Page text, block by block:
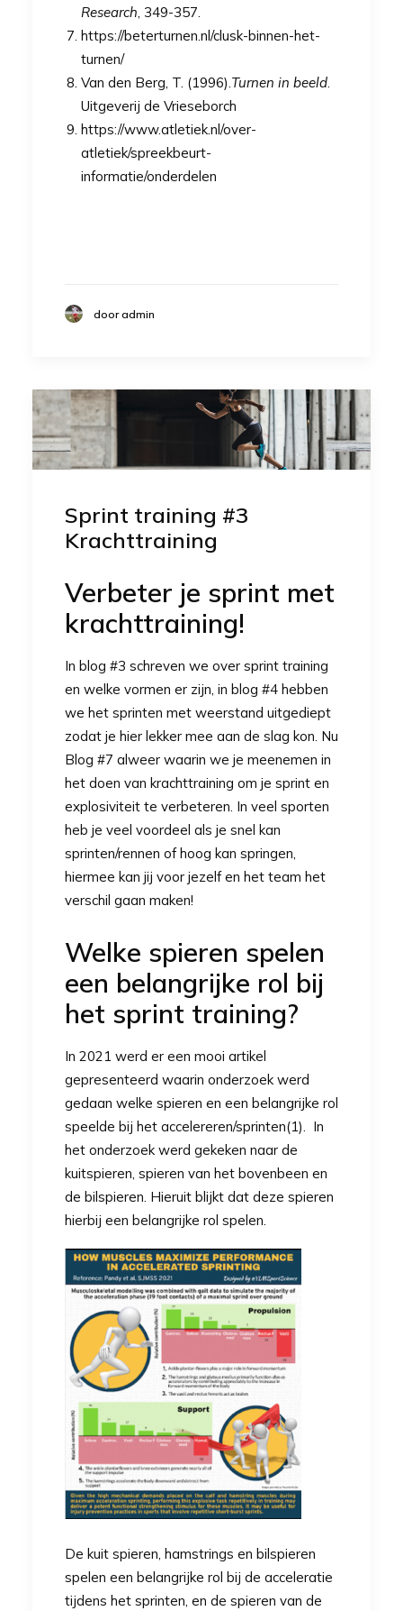
Research , 349-357.
https://beterturnen.nl/clusk-binnen-het-
turnen/
Van den Berg, T. (1996). Turnen in beeld
Uitgeverij de Vrieseborch
https://www.atletiek.nl/over-
atletiek/spreekbeurt-
informatie/onderdelen
door admin
Sprint training #3
Krachttraining
Verbeter je sprint met
krachttraining!
In blog #3 schreven we over sprint training
en welke vormen er zijn, in blog #4 hebben
we het sprinten met weerstand uitgediept
zodat je hier lekker mee aan de slag kon. Nu
Blog #7 alweer waarin we je meenemen in
het doen van krachttraining om je sprint en
explosiviteit te verbeteren. In veel sporten
heb je veel voordeel als je snel kan
sprinten/rennen of hoog kan springen,
hiermee kan jij voor jezelf en het team het
verschil gaan maken!
Welke spieren spelen
een belangrijke rol bij
het sprint training?
In 2021 werd er een mooi artikel
gepresenteerd waarin onderzoek werd
gedaan welke spieren en een belangrijke rol
speelde bij het accelereren/sprinten(1). In
het onderzoek werd gekeken naar de
kuitspieren, spieren van het bovenbeen en
de bilspieren. Hieruit blijkt dat deze spieren
hierbij een belangrijke rol spelen.
De kuit spieren, hamstrings en bilspieren
spelen een belangrijke rol bij de acceleratie
tijdens het sprinten, en de spieren van de